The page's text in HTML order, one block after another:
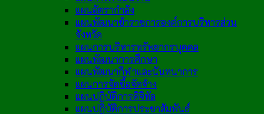
แผนอัตรากำลัง
แผนพัฒนาข้าราชการองค์การบริหารส่วน
จังหวัด
แผนการบริหารทรัพยากรบุคคล
แผนพัฒนาการศึกษา
แผนพัฒนากีฬาและนันทนาการ
แผนการจัดซื้อจัดจ้าง
แผนปฏิบัติการดิจิทัล
แผนปฏิบัติการประชาสัมพันธ์